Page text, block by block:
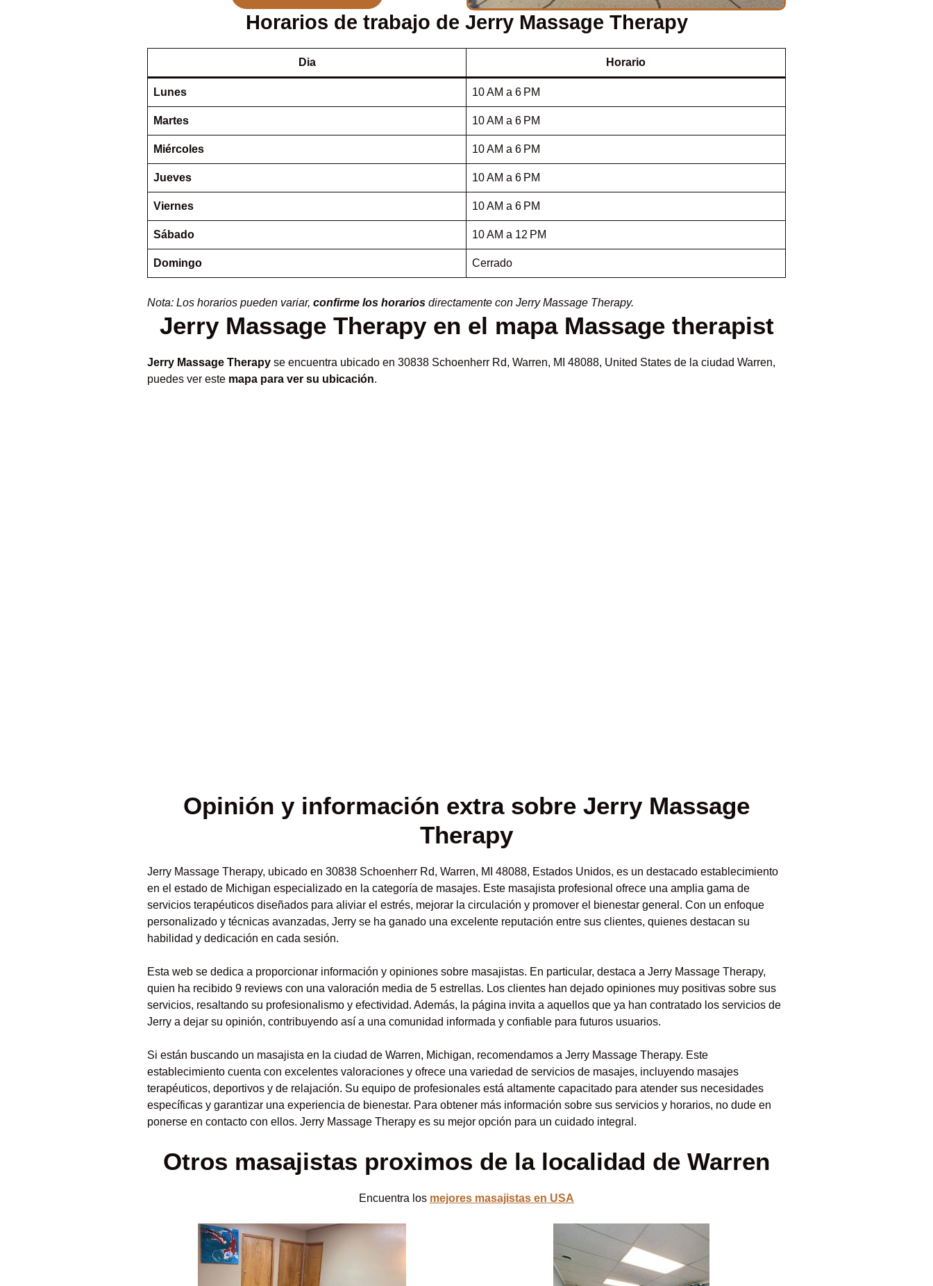
Horarios de trabajo de Jerry Massage Therapy
Dia Horario
Lunes 10 AM a 6 PM
Martes 10 AM a 6 PM
Miércoles 10 AM a 6 PM
Jueves 10 AM a 6 PM
Viernes 10 AM a 6 PM
Sábado 10 AM a 12 PM
Domingo Cerrado
Nota: Los horarios pueden variar, confirme los horarios directamente con Jerry Massage Therapy.
Jerry Massage Therapy en el mapa Massage therapist
Jerry Massage Therapy se encuentra ubicado en 30838 Schoenherr Rd, Warren, MI 48088, United States de la ciudad Warren,
puedes ver este mapa para ver su ubicación.
Opinión y información extra sobre Jerry Massage
Therapy
Jerry Massage Therapy, ubicado en 30838 Schoenherr Rd, Warren, MI 48088, Estados Unidos, es un destacado establecimiento
en el estado de Michigan especializado en la categoría de masajes. Este masajista profesional ofrece una amplia gama de
servicios terapéuticos diseñados para aliviar el estrés, mejorar la circulación y promover el bienestar general. Con un enfoque
personalizado y técnicas avanzadas, Jerry se ha ganado una excelente reputación entre sus clientes, quienes destacan su
habilidad y dedicación en cada sesión.
Esta web se dedica a proporcionar información y opiniones sobre masajistas. En particular, destaca a Jerry Massage Therapy,
quien ha recibido 9 reviews con una valoración media de 5 estrellas. Los clientes han dejado opiniones muy positivas sobre sus
servicios, resaltando su profesionalismo y efectividad. Además, la página invita a aquellos que ya han contratado los servicios de
Jerry a dejar su opinión, contribuyendo así a una comunidad informada y confiable para futuros usuarios.
Si están buscando un masajista en la ciudad de Warren, Michigan, recomendamos a Jerry Massage Therapy. Este
establecimiento cuenta con excelentes valoraciones y ofrece una variedad de servicios de masajes, incluyendo masajes
terapéuticos, deportivos y de relajación. Su equipo de profesionales está altamente capacitado para atender sus necesidades
específicas y garantizar una experiencia de bienestar. Para obtener más información sobre sus servicios y horarios, no dude en
ponerse en contacto con ellos. Jerry Massage Therapy es su mejor opción para un cuidado integral.
Otros masajistas proximos de la localidad de Warren
Encuentra los mejores masajistas en USA